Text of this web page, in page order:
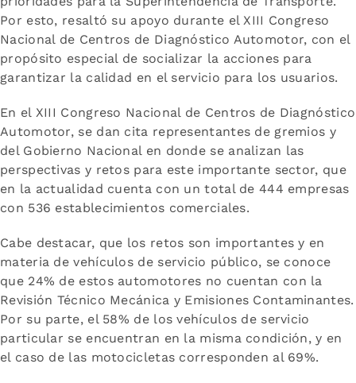
Por esto, resaltó su apoyo durante el XIII Congreso
Nacional de Centros de Diagnóstico Automotor, con el
propósito especial de socializar la acciones para
garantizar la calidad en el servicio para los usuarios.
En el XIII Congreso Nacional de Centros de Diagnóstico
Automotor, se dan cita representantes de gremios y
del Gobierno Nacional en donde se analizan las
perspectivas y retos para este importante sector, que
en la actualidad cuenta con un total de 444 empresas
con 536 establecimientos comerciales.
Cabe destacar, que los retos son importantes y en
materia de vehículos de servicio público, se conoce
que 24% de estos automotores no cuentan con la
Revisión Técnico Mecánica y Emisiones Contaminantes.
Por su parte, el 58% de los vehículos de servicio
particular se encuentran en la misma condición, y en
el caso de las motocicletas corresponden al 69%.